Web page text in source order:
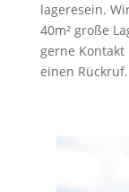
lageresein.
40m² große
gerne
einen